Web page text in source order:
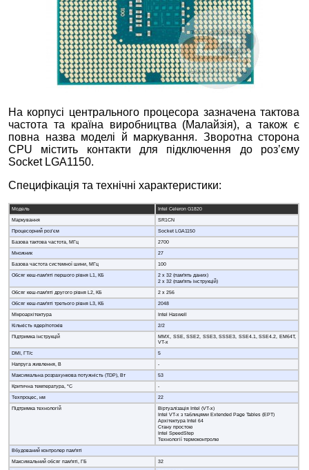
На корпусі центрального процесора зазначена тактова
частота та країна виробництва (Малайзія), а також є
повна назва моделі й маркування. Зворотна сторона
CPU містить контакти для підключення до роз’єму
Socket LGA1150.
Специфікація та технічні характеристики:
Модель
Intel Celeron G1820
Маркування
SR1CN
Процесорний роз’єм
Socket LGA1150
Базова тактова частота, МГц
2700
Множник
27
Базова частота системної шини, МГц
100
Обсяг кеш-пам'яті першого рівня L1, КБ
2 х 32 (пам'ять даних)
2 х 32 (пам'ять інструкцій)
Обсяг кеш-пам'яті другого рівня L2, КБ
2 х 256
Обсяг кеш-пам'яті третього рівня L3, КБ
2048
Мікроархітектура
Intel Haswell
Кількість ядер/потоків
2/2
Підтримка інструкцій
MMX, SSE, SSE2, SSE3, SSSE3, SSE4.1, SSE4.2, EM64T,
VT-x
DMI, ГТ/с
5
Напруга живлення, В
-
Максимальна розрахункова потужність (TDP), Вт
53
Критична температура, °C
-
Техпроцес, нм
22
Підтримка технологій
Віртуалізація Intel (VT-x)
Intel VT-x з таблицями Extended Page Tables (EPT)
Архітектура Intel 64
Стану простою
Intel SpeedStep
Технології термоконтролю
Вбудований контролер пам'яті
Максимальний обсяг пам'яті, ГБ
32